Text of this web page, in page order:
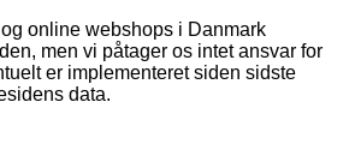
online webshops i Danmark
men vi påtager os intet ansvar for
er implementeret siden sidste
data.